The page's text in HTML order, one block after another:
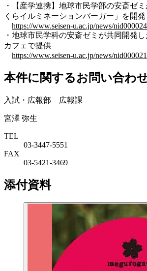
・【産学連携】地球市民学部の安斎ゼ
くらイルミネーションバーガー」を開
https://www.seisen-u.ac.jp/news/
・地球市民学科の安斎ゼミが共同開発
カフェで提供
https://www.seisen-u.ac.jp/news/
本件に関するお問い合わ
入試・広報部 広報課
宮澤 弥生
TEL
03-3447-5551
FAX
03-5421-3469
添付資料